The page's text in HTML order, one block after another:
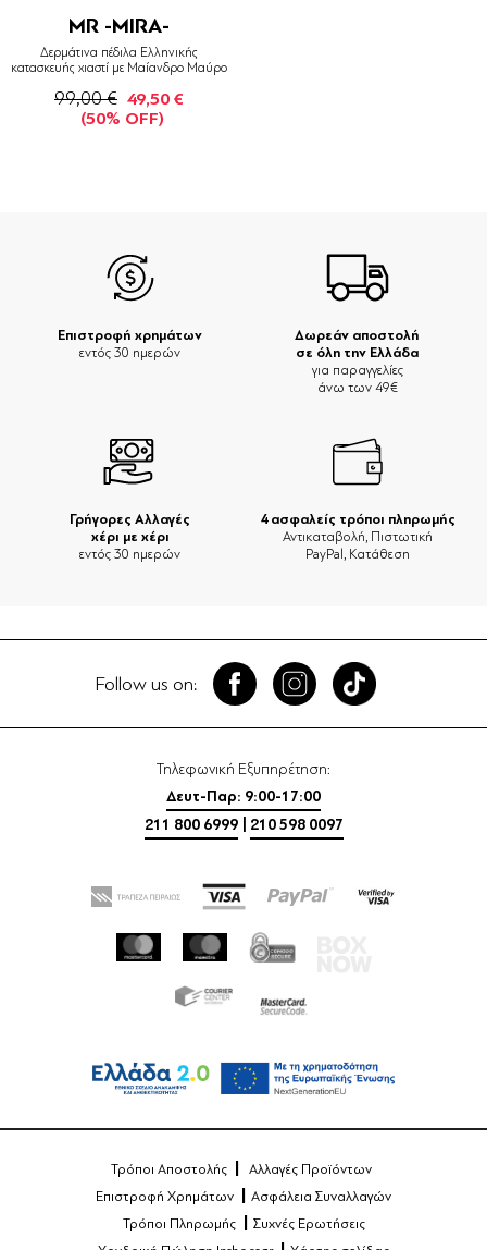
MR -MIRA-
Δερμάτινα πέδιλα Ελληνικής
κατασκευής χιαστί με Μαίανδρο Μαύρο
99,00 € 49,50 €
(50% OFF)
Δωρεάν αποστολή
σε όλη την Ελλάδα
για παραγγελίες
άνω των 49€
Επιστροφή χρημάτων
εντός 30 ημερών
Γρήγορες Αλλαγές
χέρι με χέρι
εντός 30 ημερών
4 ασφαλείς τρόποι πληρωμής
Αντικαταβολή, Πιστωτική
PayPal, Κατάθεση
Follow us on:
Τηλεφωνική Εξυπηρέτηση:
Δευτ-Παρ: 9:00-17:00
211 800 6999
210 598 0097
Τρόποι Αποστολής
Αλλαγές Προϊόντων
Επιστροφή Χρημάτων
Ασφάλεια Συναλλαγών
Τρόποι Πληρωμής
Συχνές Ερωτήσεις